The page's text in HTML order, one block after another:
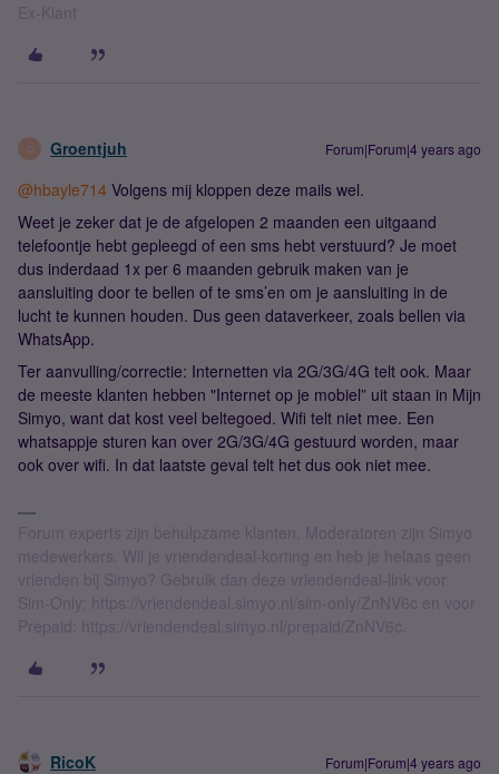
Ex-Klant
G Groentjuh Forum|Forum|4 years ago
@hbayle714 Volgens mij kloppen deze mails wel.
Weet je zeker dat je de afgelopen 2 maanden een uitgaand
telefoontje hebt gepleegd of een sms hebt verstuurd? Je moet
dus inderdaad 1x per 6 maanden gebruik maken van je
aansluiting door te bellen of te sms’en om je aansluiting in de
lucht te kunnen houden. Dus geen dataverkeer, zoals bellen via
WhatsApp.
Ter aanvulling/correctie: Internetten via 2G/3G/4G telt ook. Maar
de meeste klanten hebben "Internet op je mobiel” uit staan in Mijn
Simyo, want dat kost veel beltegoed. Wifi telt niet mee. Een
whatsappje sturen kan over 2G/3G/4G gestuurd worden, maar
ook over wifi. In dat laatste geval telt het dus ook niet mee.
Forum experts zijn behulpzame klanten. Moderatoren zijn Simyo
medewerkers. Wil je vriendendeal-korting en heb je helaas geen
vrienden bij Simyo? Gebruik dan deze vriendendeal-link voor
Sim-Only: https://vriendendeal.simyo.nl/sim-only/ZnNV6c en voor
Prepaid: https://vriendendeal.simyo.nl/prepaid/ZnNV6c.
RicoK Forum|Forum|4 years ago